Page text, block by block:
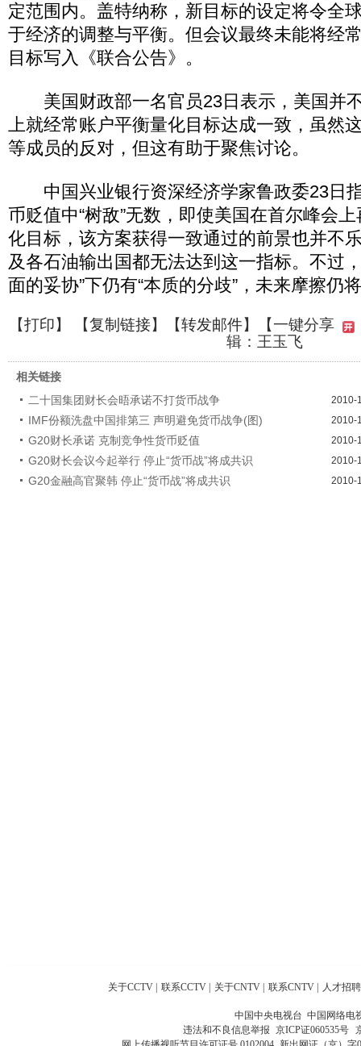
定范围内。盖特纳称，新目标的设定将令全
于经济的调整与平衡。但会议最终未能将经
目标写入《联合公告》。
美国财政部一名官员23日表示，美国并
上就经常账户平衡量化目标达成一致，虽然
等成员的反对，但这有助于聚焦讨论。
中国兴业银行资深经济学家鲁政委23日
币贬值中“树敌”无数，即使美国在首尔峰会
化目标，该方案获得一致通过的前景也并不
及各石油输出国都无法达到这一指标。不过
面的妥协”下仍有“本质的分歧”，未来摩擦仍
【打印】 【复制链接】【转发邮件】
【一键分享
辑：王玉飞
相关链接
二十国集团财长会晤承诺不打货币战争
2010-
IMF份额洗盘中国排第三 声明避免货币战争(图) 2010-
G20财长承诺 克制竞争性货币贬值 2010-
G20财长会议今起举行 停止“货币战”将成共识 2010-
G20金融高官聚韩 停止“货币战”将成共识 2010-
关于CCTV 联系CCTV 关于CNTV 联系CNTV 人才招聘
中国中央电视台 中国网络电
违法和不良信息举报 京ICP证060535号